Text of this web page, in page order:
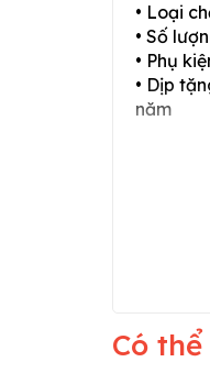
• Loại
• Số
• Phụ
• Dịp
năm
Có